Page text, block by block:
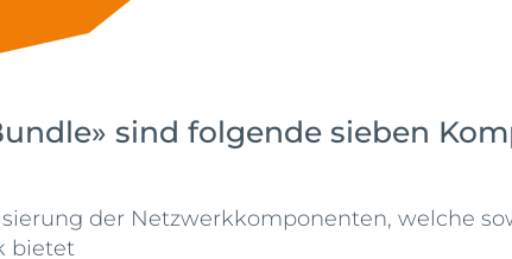
sind folgende sieben
der Netzwerkkomponenten, welche
bietet